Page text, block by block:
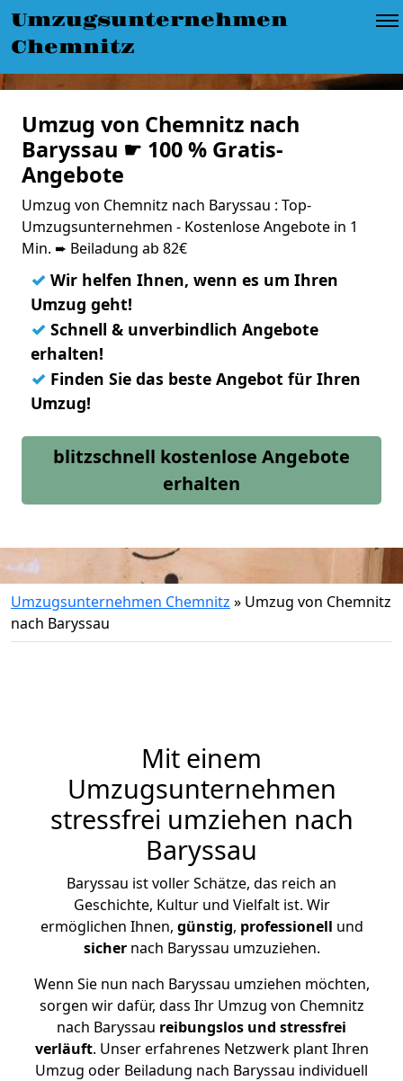
Umzugsunternehmen
Chemnitz
Umzug von Chemnitz nach
Baryssau ☛ 100 % Gratis-
Angebote
Umzug von Chemnitz nach Baryssau : Top-
Umzugsunternehmen - Kostenlose Angebote in 1
Min. ➨ Beiladung ab 82€
✓ Wir helfen Ihnen, wenn es um Ihren
Umzug geht!
✓ Schnell & unverbindlich Angebote
erhalten!
✓ Finden Sie das beste Angebot für Ihren
Umzug!
blitzschnell kostenlose Angebote
erhalten
Umzugsunternehmen Chemnitz » Umzug von Chemnitz
nach Baryssau
Mit einem
Umzugsunternehmen
stressfrei umziehen nach
Baryssau
Baryssau ist voller Schätze, das reich an
Geschichte, Kultur und Vielfalt ist. Wir
ermöglichen Ihnen, günstig, professionell und
sichernach Baryssau umzuziehen.
Wenn Sie nun nach Baryssau umziehen möchten,
sorgen wir dafür, dass Ihr Umzug von Chemnitz
nach Baryssau reibungslos und stressfrei
verläuft. Unser erfahrenes Netzwerk plant Ihren
Umzug oder Beiladung nach Baryssau individuell